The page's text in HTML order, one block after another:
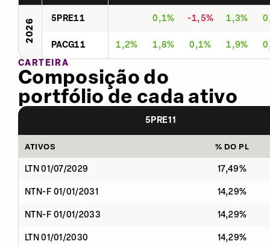
2026 5PRE11 0,1% -1,5% 1,3%
PACG11 1,2% 1,8% 0,1% 1,9%
CARTEIRA
Composição do
portfólio de cada ativo
5PRE11
ATIVOS % DO PL
LTN 01/07/2029 17,49%
NTN-F 01/01/2031 14,29%
NTN-F 01/01/2033 14,29%
LTN 01/01/2030 14,29%